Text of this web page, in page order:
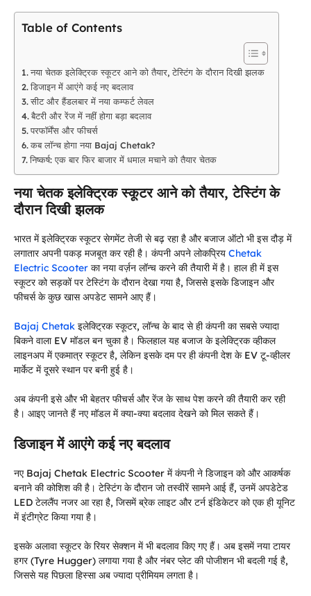
Table of Contents
नया चेतक इलेक्ट्रिक स्कूटर आने को तैयार, टेस्टिंग के दौरान दिखी झलक
डिजाइन में आएंगे कई नए बदलाव
सीट और हैंडलबार में नया कम्फर्ट लेवल
बैटरी और रेंज में नहीं होगा बड़ा बदलाव
परफॉर्मेंस और फीचर्स
कब लॉन्च होगा नया Bajaj Chetak?
निष्कर्ष: एक बार फिर बाजार में धमाल मचाने को तैयार चेतक
नया चेतक इलेक्ट्रिक स्कूटर आने को तैयार, टेस्टिंग के
दौरान दिखी झलक
भारत में इलेक्ट्रिक स्कूटर सेगमेंट तेजी से बढ़ रहा है और बजाज ऑटो भी इस दौड़ में
लगातार अपनी पकड़ मजबूत कर रही है। कंपनी अपने लोकप्रिय Chetak
Electric Scooter का नया वर्ज़न लॉन्च करने की तैयारी में है। हाल ही में इस
स्कूटर को सड़कों पर टेस्टिंग के दौरान देखा गया है, जिससे इसके डिजाइन और
फीचर्स के कुछ खास अपडेट सामने आए हैं।
Bajaj Chetak इलेक्ट्रिक स्कूटर, लॉन्च के बाद से ही कंपनी का सबसे ज्यादा
बिकने वाला EV मॉडल बन चुका है। फिलहाल यह बजाज के इलेक्ट्रिक व्हीकल
लाइनअप में एकमात्र स्कूटर है, लेकिन इसके दम पर ही कंपनी देश के EV टू-व्हीलर
मार्केट में दूसरे स्थान पर बनी हुई है।
अब कंपनी इसे और भी बेहतर फीचर्स और रेंज के साथ पेश करने की तैयारी कर रही
है। आइए जानते हैं नए मॉडल में क्या-क्या बदलाव देखने को मिल सकते हैं।
डिजाइन में आएंगे कई नए बदलाव
नए Bajaj Chetak Electric Scooter में कंपनी ने डिजाइन को और आकर्षक
बनाने की कोशिश की है। टेस्टिंग के दौरान जो तस्वीरें सामने आई हैं, उनमें अपडेटेड
LED टेललैंप नजर आ रहा है, जिसमें ब्रेक लाइट और टर्न इंडिकेटर को एक ही यूनिट
में इंटीग्रेट किया गया है।
इसके अलावा स्कूटर के रियर सेक्शन में भी बदलाव किए गए हैं। अब इसमें नया टायर
हगर (Tyre Hugger) लगाया गया है और नंबर प्लेट की पोजीशन भी बदली गई है,
जिससे यह पिछला हिस्सा अब ज्यादा प्रीमियम लगता है।